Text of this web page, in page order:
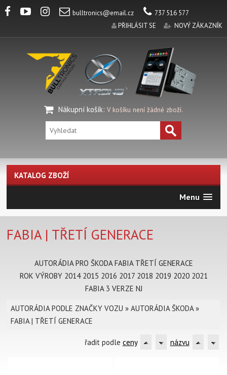
bulltronics@email.cz
737 516 577
PŘIHLÁSIT SE
NOVÝ ZÁKAZNÍK
Nákupní košík: V košíku není žádné zboží.
KATALOG ZBOŽÍ
Menu
FABIA | TŘETÍ GENERACE
AUTORÁDIA PRO ŠKODA FABIA TŘETÍ GENERACE
ROK VÝROBY 2014 2015 2016 2017 2018 2019 2020 2021
FABIA 3 VERZE NJ
AUTORÁDIA PODLE ZNAČKY VOZU »AUTORÁDIA ŠKODA»
FABIA | TŘETÍ GENERACE
řadit podle ceny názvu